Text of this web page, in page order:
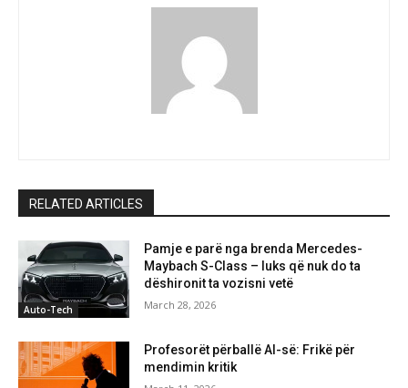
RELATED ARTICLES
Auto-Tech
Pamje e parë nga brenda Mercedes-
Maybach S-Class – luks që nuk do ta
dëshironit ta vozisni vetë
March 28, 2026
Profesorët përballë AI-së: Frikë për
mendimin kritik